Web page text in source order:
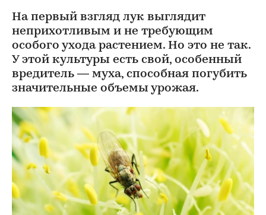
На первый взгляд лук выглядит
неприхотливым и не требующим
особого ухода растением. Но это не так.
У этой культуры есть свой, особенный
вредитель — муха, способная погубить
значительные объемы урожая.